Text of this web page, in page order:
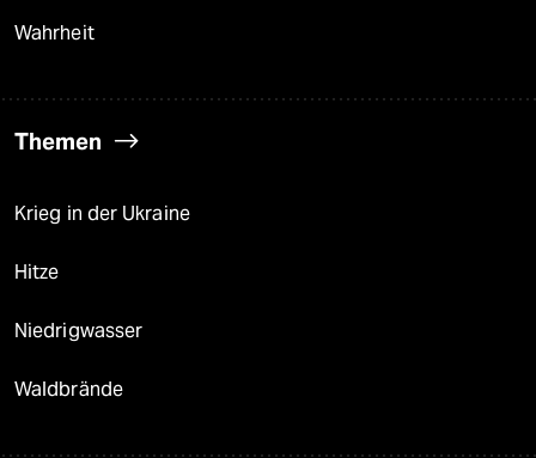
Wahrheit
Themen
Krieg in der Ukraine
Hitze
Niedrigwasser
Waldbrände